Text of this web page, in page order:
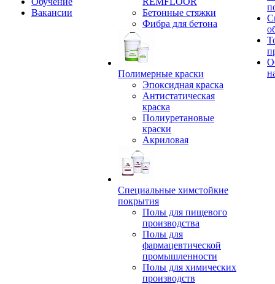
Вакансии
Бетонные стяжки
Фибра для бетона
Полимерные краски
Эпоксидная краска
Антистатическая
краска
Полиуретановые
краски
Акриловая
Специальные химстойкие
покрытия
Полы для пищевого
производства
Полы для
фармацевтической
промышленности
Полы для химических
производств